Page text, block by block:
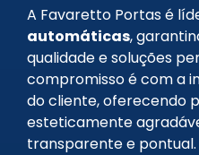
A Favaretto Portas é
automáticas,
qualidade e soluções
compromisso é com a
do cliente, oferecendo
esteticamente
transparente e pontual.